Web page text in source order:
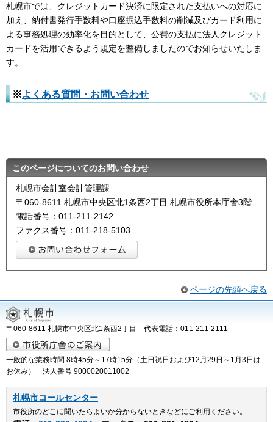
札幌市では、クレジットカード決済に限定された支払いへの対応に
加え、納付書発行手数料や口座振込手数料の削減及びカード利用に
よる事務処理の効率化を目的として、公費の支払に法人クレジット
カードを活用できるよう規定を整備しましたのでお知らせいたしま
す。
※よくある質問・お問い合わせ
このページについてのお問い合わせ
札幌市会計室会計管理課
〒060-8611 札幌市中央区北1条西2丁目 札幌市役所本庁舎3階
電話番号：011-211-2142
ファクス番号：011-218-5103
ページの先頭へ戻る
〒060-8611 札幌市中央区北1条西2丁目 代表電話：011-211-2111
一般的な業務時間 8時45分～17時15分（土日祝日および12月29日～1月3日は
お休み） 法人番号 9000020011002
札幌市コールセンター
市役所のどこに聞いたらよいか分からないときなどにご利用ください。